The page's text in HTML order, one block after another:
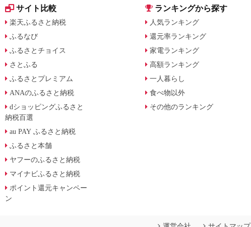
サイト比較
楽天ふるさと納税
ふるなび
ふるさとチョイス
さとふる
ふるさとプレミアム
ANAのふるさと納税
dショッピングふるさと
納税百選
au PAY ふるさと納税
ふるさと本舗
ヤフーのふるさと納税
マイナビふるさと納税
ポイント還元キャンペー
ン
ランキングから探す
人気ランキング
還元率ランキング
家電ランキング
高額ランキング
一人暮らし
食べ物以外
その他のランキング